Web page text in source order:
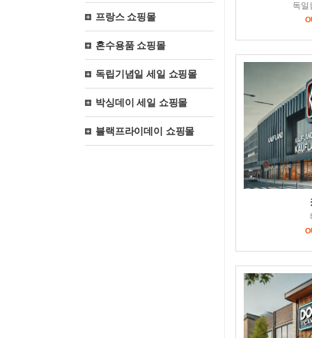
프랑스 쇼핑몰
혼수용품 쇼핑몰
독립기념일 세일 쇼핑몰
박싱데이 세일 쇼핑몰
블랙프라이데이 쇼핑몰
독일